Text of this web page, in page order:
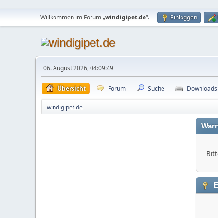
Willkommen im Forum „windigipet.de“. Einloggen
06. August 2026, 04:09:49
Übersicht Forum Suche Downloads
windigipet.de